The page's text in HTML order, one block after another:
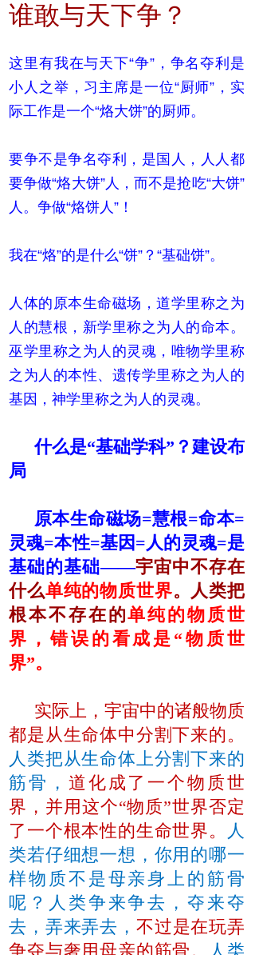
谁敢与天下争？
这里有我在与天下“争”，争名夺利是
小人之举，习主席是一位“厨师”，实
际工作是一个“烙大饼”的厨师。
要争不是争名夺利，是国人，人人都
要争做“烙大饼”人，而不是抢吃“大饼”
人。争做“烙饼人”！
我在“烙”的是什么“饼”？“基础饼”。
人体的原本生命磁场，道学里称之为
人的慧根，新学里称之为人的命本。
巫学里称之为人的灵魂，唯物学里称
之为人的本性、遗传学里称之为人的
基因，神学里称之为人的灵魂。
什么是“基础学科”？建设布
局
原本生命磁场=慧根=命本=
灵魂=本性=基因=人的灵魂=是
基础的基础——宇宙中不存在
什么单纯的物质世界。人类把
根本不存在的单纯的物质世
界，错误的看成是“物质世
界”。
实际上，宇宙中的诸般物质
都是从生命体中分割下来的。
人类把从生命体上分割下来的
筋骨， 道化成了一个物质世
界，并用这个“物质”世界否定
了一个根本性的生命世界。
人
类若仔细想一想，你用的哪一
样物质不是母亲身上的筋骨
呢？人类争来争去，夺来夺
去，弄来弄去， 不过是在玩弄
争夺与奢用母亲的筋骨。
人类